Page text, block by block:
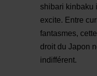
shibari kinbaku
excite. Entre
fantasmes,
droit du Japon
indifférent.